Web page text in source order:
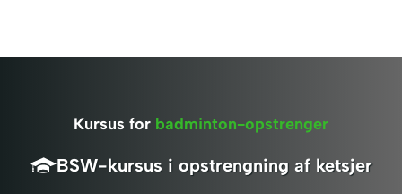
Kursus for badminton-opstrenger
BSW-kursus i opstrengning af ketsjer